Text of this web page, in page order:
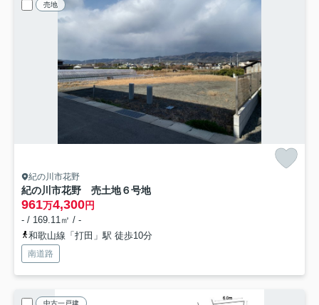
売地
紀の川市花野
紀の川市花野 売土地６号地
961万4,300円
- / 169.11㎡ / -
和歌山線「打田」駅 徒歩10分
南道路